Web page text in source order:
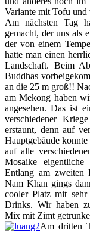
Variante mit Tofu
Am nächsten Tag
gemacht, der uns als
der von einem
hatte man einen
Landschaft. Beim
Buddhas
an die 25 m groß!!
am Mekong haben
angesehen. Das ist
verschiedener
erstaunt, denn auf
Hauptgebäude
auf alle
Mosaike
Entlang am zweiten
Nam Khan gings
cooler Platz mit
Drinks. Wir haben
Mix mit Zimt
Am dritten